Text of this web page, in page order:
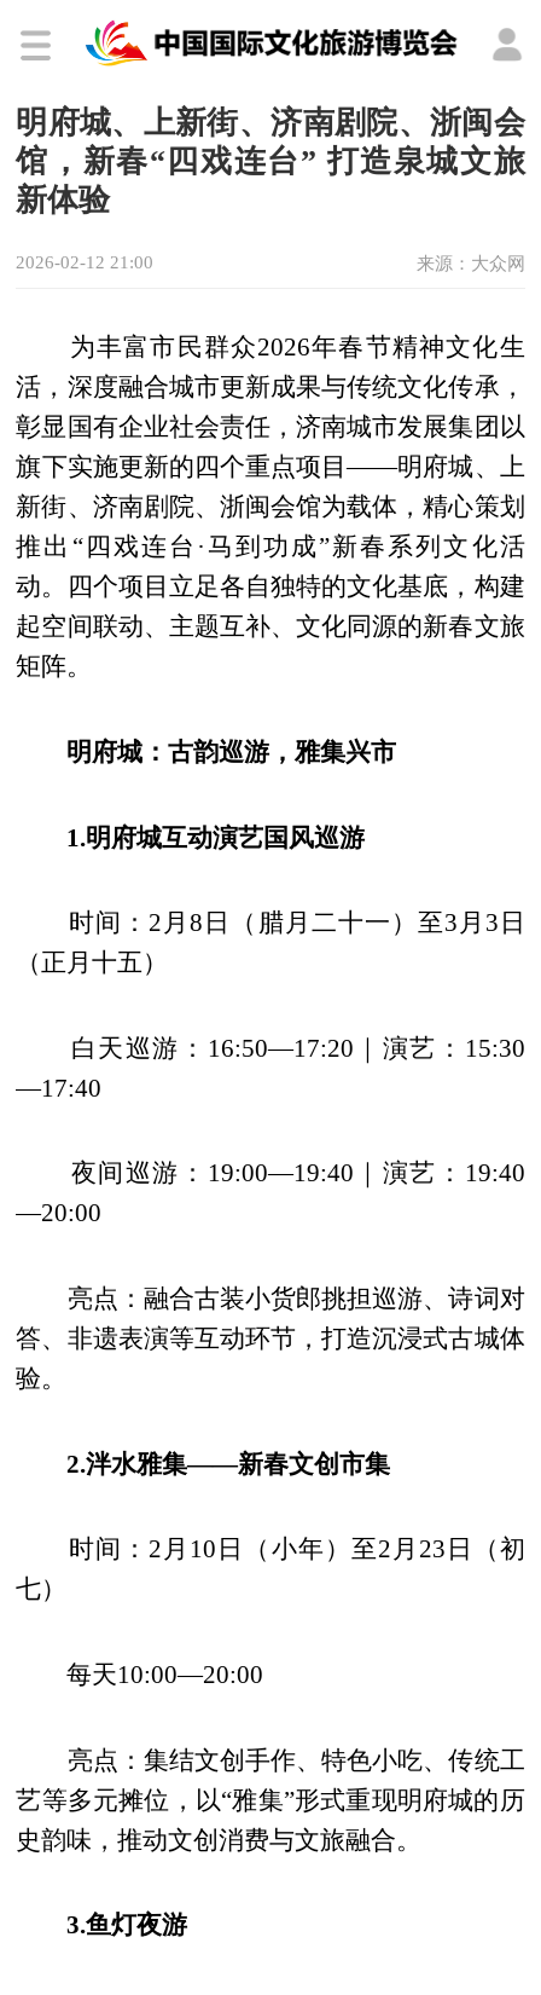
明府城、上新街、济南剧院、浙闽会
馆，新春“四戏连台” 打造泉城文旅
新体验
2026-02-12 21:00 来源：大众网
为丰富市民群众2026年春节精神文化生
活，深度融合城市更新成果与传统文化传承，
彰显国有企业社会责任，济南城市发展集团以
旗下实施更新的四个重点项目——明府城、上
新街、济南剧院、浙闽会馆为载体，精心策划
推出“四戏连台·马到功成”新春系列文化活
动。四个项目立足各自独特的文化基底，构建
起空间联动、主题互补、文化同源的新春文旅
矩阵。
明府城：古韵巡游，雅集兴市
1.明府城互动演艺国风巡游
时间：2月8日（腊月二十一）至3月3日
（正月十五）
白天巡游：16:50—17:20｜演艺：15:30
—17:40
夜间巡游：19:00—19:40｜演艺：19:40
—20:00
亮点：融合古装小货郎挑担巡游、诗词对
答、非遗表演等互动环节，打造沉浸式古城体
验。
2.泮水雅集——新春文创市集
时间：2月10日（小年）至2月23日（初
七）
每天10:00—20:00
亮点：集结文创手作、特色小吃、传统工
艺等多元摊位，以“雅集”形式重现明府城的历
史韵味，推动文创消费与文旅融合。
3.鱼灯夜游